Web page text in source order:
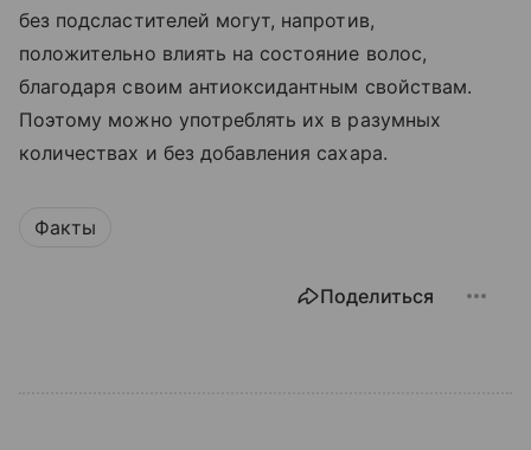
без подсластителей могут, напротив,
положительно влиять на состояние волос,
благодаря своим антиоксидантным свойствам.
Поэтому можно употреблять их в разумных
количествах и без добавления сахара.
Факты
Поделиться